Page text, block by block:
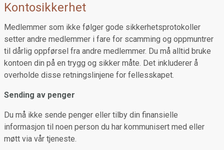
Kontosikkerhet
Medlemmer som ikke følger gode sikkerhetsprotokoller
setter andre medlemmer i fare for scamming og oppmuntrer
til dårlig oppførsel fra andre medlemmer. Du må alltid bruke
kontoen din på en trygg og sikker måte. Det inkluderer å
overholde disse retningslinjene for fellesskapet.
Sending av penger
Du må ikke sende penger eller tilby din finansielle
informasjon til noen person du har kommunisert med eller
møtt via vår tjeneste.